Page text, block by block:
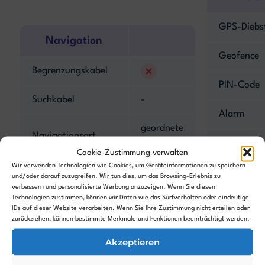
Cookie-Zustimmung verwalten
Wir verwenden Technologien wie Cookies, um Geräteinformationen zu speichern
und/oder darauf zuzugreifen. Wir tun dies, um das Browsing-Erlebnis zu
verbessern und personalisierte Werbung anzuzeigen. Wenn Sie diesen
Technologien zustimmen, können wir Daten wie das Surfverhalten oder eindeutige
IDs auf dieser Website verarbeiten. Wenn Sie Ihre Zustimmung nicht erteilen oder
zurückziehen, können bestimmte Merkmale und Funktionen beeinträchtigt werden.
Akzeptieren
Navigation
Begrenzungskabel
Suchkabel -
Navigationsart
geordnete
Kantenmodus
Hinderniserkennung
Kamera -
GPS-
Geofence
PIN-Code
Alarm